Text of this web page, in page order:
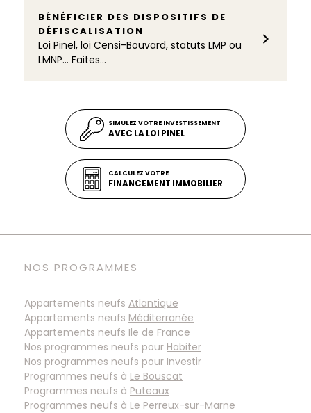
BÉNÉFICIER DES DISPOSITIFS DE
DÉFISCALISATION
Loi Pinel, loi Censi-Bouvard, statuts LMP ou
LMNP… Faites...
SIMULEZ VOTRE INVESTISSEMENT
AVEC LA LOI PINEL
CALCULEZ VOTRE
FINANCEMENT IMMOBILIER
NOS PROGRAMMES
Appartements neufs Atlantique
Appartements neufs Méditerranée
Appartements neufs Ile de France
Nos programmes neufs pour Habiter
Nos programmes neufs pour Investir
Programmes neufs à
Programmes neufs à
Programmes neufs à